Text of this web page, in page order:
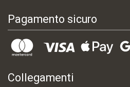
Pagamento sicuro
Collegamenti